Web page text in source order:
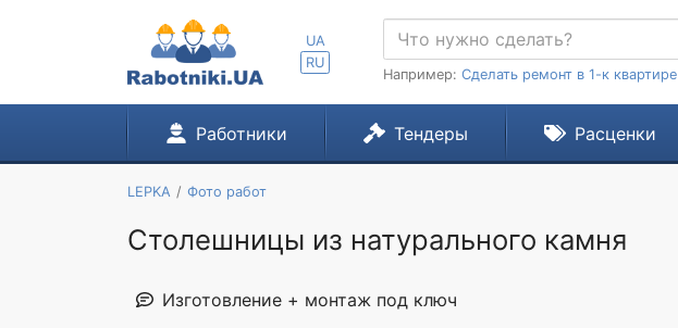
UA
RU
Например: Сделать ремонт в 1-к квартире
Работники Тендеры Расценки
LEPKA Фото работ
Столешницы из натурального камня
Изготовление + монтаж под ключ